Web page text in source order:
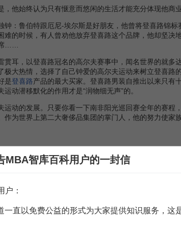
始终认为只有惬意而悠闲的生活才能充分体现他商
鲁伯特跟厄尼-埃尔斯是好朋友，他曾将登喜路锦标
的时候，有人曾劝他放弃登喜路这个品牌，他却坚
……
，以登喜路冠名的高尔夫赛事中，闻名世界的就多
大热情，选择了自己钟爱的高尔夫运动来树立登喜
是登喜路产品的最大买家。登喜路男装自推出以来只有
动潜移默化的作用才是“润物细无声”的。
的发展。只要你看一下南非阳光巡回赛全年的赛程
为世界上第二大奢侈品集团的掌门人，他的努力使
MBA智库百科用户的一封信
户：
一直以免费公益的形式为大家提供知识服务，这